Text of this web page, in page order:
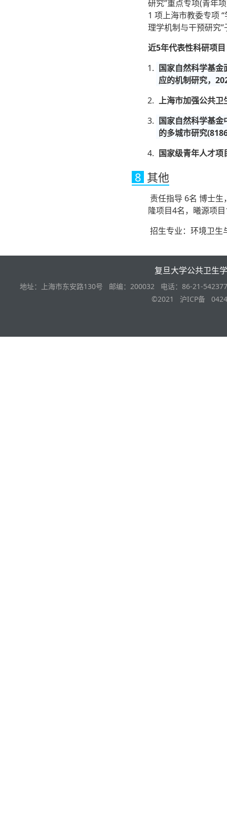
研究”重点专项(青年
1 项上海市教委专项
理学机制与干预研究
近5年代表性科研项
国家自然科学基
应的机制研究，
上海市加强公共卫
国家自然科学基金
的多城市研究
国家级青年人才
8 其他
责任指导 6名 博士
隆项目4名，曦源项
招生专业：环境卫生
复旦大学公共卫生
地址：上海市东安路130号 邮编：200032 电话：86-21-
©2021 沪ICP备